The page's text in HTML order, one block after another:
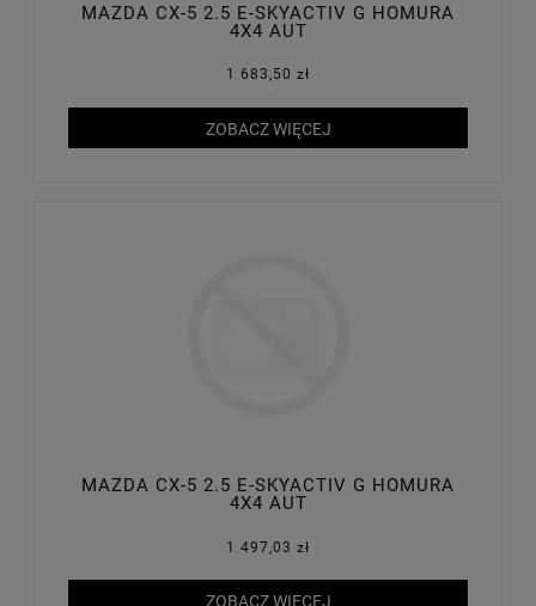
MAZDA CX-5 2.5 E-SKYACTIV G HOMURA
4X4 AUT
1 683,50 zł
ZOBACZ WIĘCEJ
MAZDA CX-5 2.5 E-SKYACTIV G HOMURA
4X4 AUT
1 497,03 zł
ZOBACZ WIĘCEJ